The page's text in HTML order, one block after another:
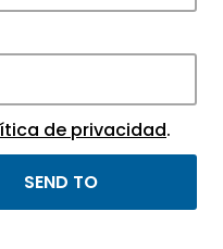
that drive
de privacidad.